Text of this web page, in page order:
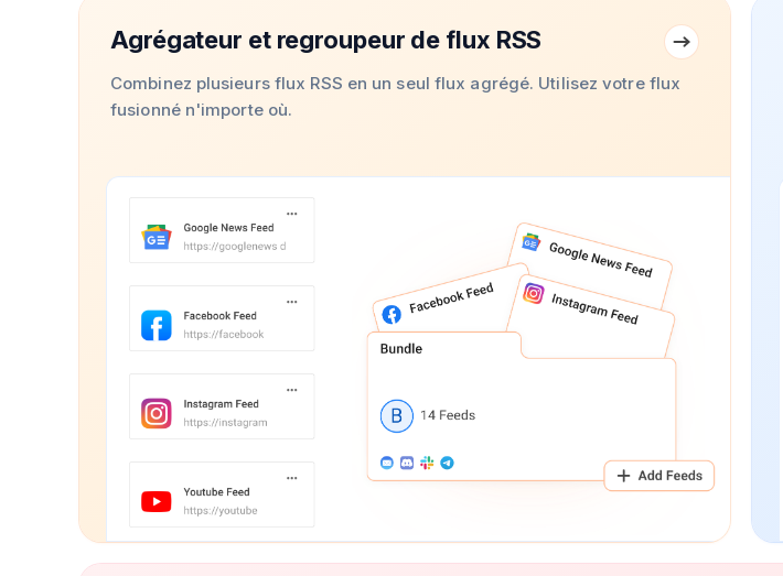
Agrégateur et regroupeur de flux RSS
Combinez plusieurs flux RSS en un seul flux agrégé. Utilisez votre flux
fusionné n'importe où.